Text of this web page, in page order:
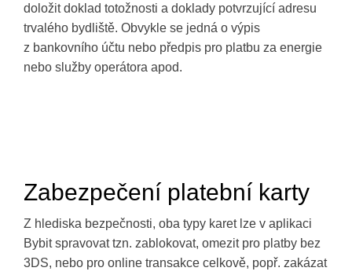
doložit doklad totožnosti a doklady potvrzující adresu
trvalého bydliště. Obvykle se jedná o výpis
z bankovního účtu nebo předpis pro platbu za energie
nebo služby operátora apod.
Zabezpečení platební karty
Z hlediska bezpečnosti, oba typy karet lze v aplikaci
Bybit spravovat tzn. zablokovat, omezit pro platby bez
3DS, nebo pro online transakce celkově, popř. zakázat